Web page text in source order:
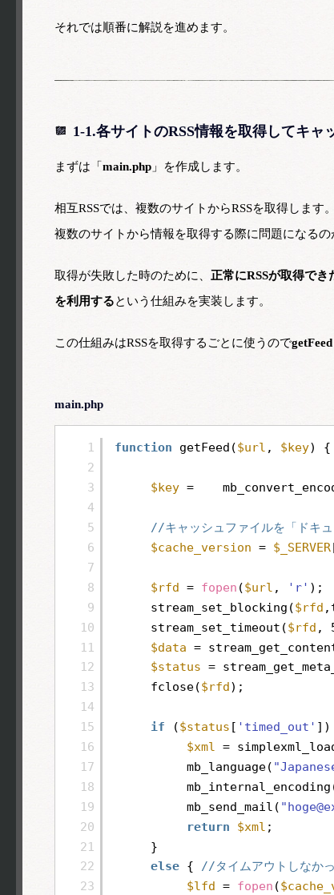
それでは順番に解説を進めます。
1-1.各サイトのRSS情報を取得してキャ
まずは「 main.php 」を作成します。
相互RSSでは、複数のサイトからRSSを取得します。
複数のサイトから情報を取得する際に問題になるの
取得が失敗した時のために、 正常にRSSが取得でき
を利用するという仕組みを実装します。
この仕組みはRSSを取得するごとに使うのでgetFeed
main.php
1
2
3
4
5
6
7
8
9
10
11
12
13
14
15
16
17
18
19
20
21
22
23
function getFeed($url , $key) {
$key =
//キャッシュファイルを「ドキ
$cache_version = $_SERVER
$rfd = fopen ($url , 'r' );
stream_set_blocking($rfd
stream_set_timeout($rfd ,
$data =
$status =
fclose($rfd );
if ($status [ 'timed_out' ])
$xml =
mb_language(
mb_send_mail(
return
$xml ;
}
else { //タイムアウトしなか
$lfd
= fopen (